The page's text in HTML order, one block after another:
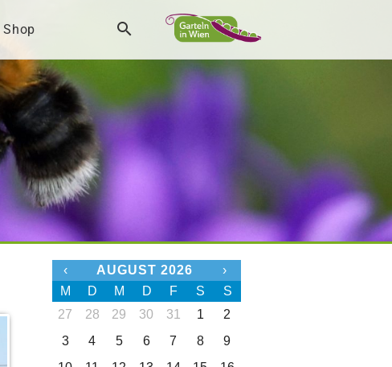
Shop
‹ AUGUST 2026
›
M
D M D F S
S
27
28 29 30 31 1
2
3
4 5 6 7 8
9